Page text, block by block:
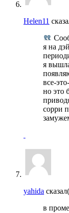
Helen11
я на
я
все-
но это
сорри
yahida
в